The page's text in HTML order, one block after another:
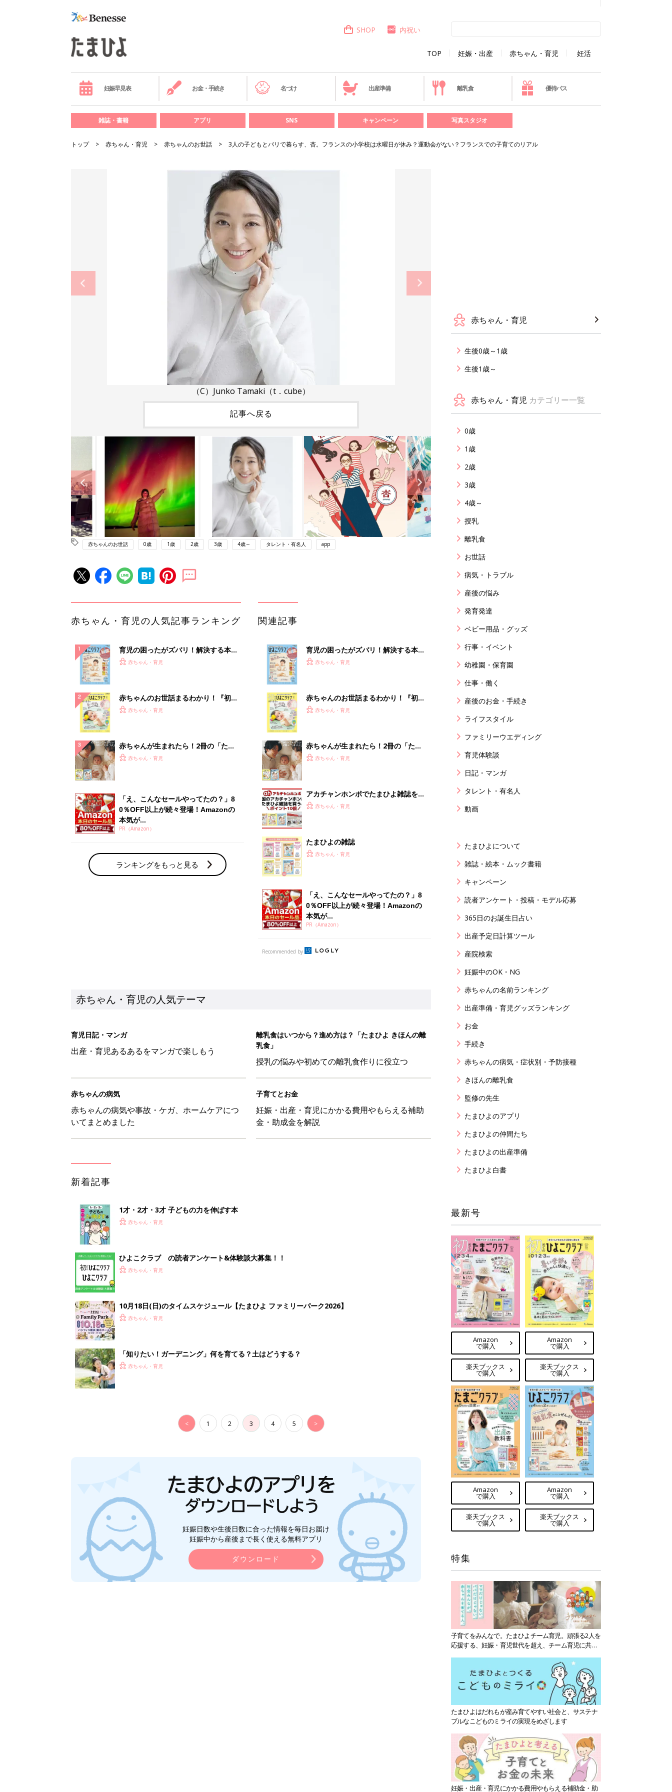
TOP 妊娠・出産 赤ちゃん・育児 妊活
SHOP 内祝い
妊娠早見表 お金・手続き 名づけ 出産準備 離乳食 優待パス
雑誌・書籍 アプリ SNS キャンペーン 写真スタジオ
トップ 赤ちゃん・育児 赤ちゃんのお世話 3人の子どもとパリで暮らす、杏。フランスの小学校は水曜日が休み？運動会がない？フランスでの子育てのリアル
（C）Junko Tamaki（t．cube）
記事へ戻る
赤ちゃんのお世話 0歳 1歳 2歳 3歳 4歳～ タレント・有名人 app
赤ちゃん・育児の人気記事ランキング
育児の困ったがズバリ！解決する本
『ひよこクラブ 秋号』 4カ月～2才
赤ちゃん・育児
赤ちゃんのお世話まるわかり！『初め
てのひよこクラブ 夏号』〈巻頭大特
赤ちゃん・育児
赤ちゃんが生まれたら！2冊の「たま
ひよ」
赤ちゃん・育児
「え、こんなセールやってたの？」8
0％OFF以上が続々登場！Amazonの
本気が...
PR（Amazon）
ランキングをもっと見る
関連記事
育児の困ったがズバリ！解決する本
『ひよこクラブ 秋号』 4カ月～2才
赤ちゃん・育児
赤ちゃんのお世話まるわかり！『初め
てのひよこクラブ 夏号』〈巻頭大特
赤ちゃん・育児
赤ちゃんが生まれたら！2冊の「たま
ひよ」
赤ちゃん・育児
アカチャンホンポでたまひよ雑誌を買
うとポイント10倍【期間限定】
赤ちゃん・育児
たまひよの雑誌
赤ちゃん・育児
「え、こんなセールやってたの？」8
0％OFF以上が続々登場！Amazonの
本気が...
PR（Amazon）
Recommended by
赤ちゃん・育児の人気テーマ
育児日記・マンガ
出産・育児あるあるをマンガで楽しもう
離乳食はいつから？進め方は？「たまひよ きほんの離
乳食」
授乳の悩みや初めての離乳食作りに役立つ
赤ちゃんの病気
赤ちゃんの病気や事故・ケガ、ホームケアにつ
いてまとめました
子育てとお金
妊娠・出産・育児にかかる費用やもらえる補助
金・助成金を解説
新着記事
1才・2才・3才 子どもの力を伸ばす本
赤ちゃん・育児
ひよこクラブ の読者アンケート&体験談大募集！！
赤ちゃん・育児
10月18日(日)のタイムスケジュール【たまひよ ファミリーパーク2026】
赤ちゃん・育児
「知りたい！ガーデニング」何を育てる？土はどうする？
赤ちゃん・育児
< 1 2 3 4 5 >
妊娠日数や生後日数に合った情報を毎日お届け
妊娠中から産後まで長く使える無料アプリ
ダウンロード
赤ちゃん・育児
生後0歳～1歳
生後1歳～
赤ちゃん・育児 カテゴリー一覧
0歳
1歳
2歳
3歳
4歳～
授乳
離乳食
お世話
病気・トラブル
産後の悩み
発育発達
ベビー用品・グッズ
行事・イベント
幼稚園・保育園
仕事・働く
産後のお金・手続き
ライフスタイル
ファミリーウエディング
育児体験談
日記・マンガ
タレント・有名人
動画
たまひよについて
雑誌・絵本・ムック書籍
キャンペーン
読者アンケート・投稿・モデル応募
365日のお誕生日占い
出産予定日計算ツール
産院検索
妊娠中のOK・NG
赤ちゃんの名前ランキング
出産準備・育児グッズランキング
お金
手続き
赤ちゃんの病気・症状別・予防接種
きほんの離乳食
監修の先生
たまひよのアプリ
たまひよの仲間たち
たまひよの出産準備
たまひよ白書
最新号
Amazon
で購入
楽天ブックス
で購入
Amazon
で購入
楽天ブックス
で購入
Amazon
で購入
楽天ブックス
で購入
Amazon
で購入
楽天ブックス
で購入
特集
子育てをみんなで。たまひよチーム育児。頑張る2人を
応援する、妊娠・育児世代を超え、チーム育児に共感
たまひよはだれもが産み育てやすい社会と、サステナ
ブルなこどものミライの実現をめざします
妊娠・出産・育児にかかる費用やもらえる補助金・助